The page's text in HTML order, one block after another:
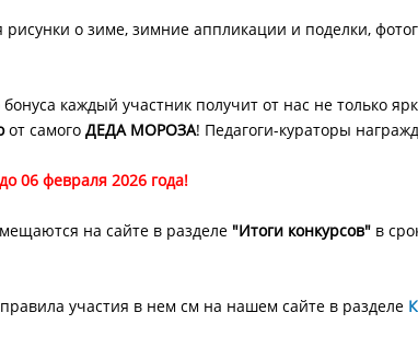
о зиме, зимние аппликации и поделки,
каждый участник получит от нас не только
от самого ДЕДА МОРОЗА! Педагоги-кураторы
06 февраля 2026 года!
на сайте в разделе "Итоги конкурсов" в
участия в нем см на нашем сайте в разделе